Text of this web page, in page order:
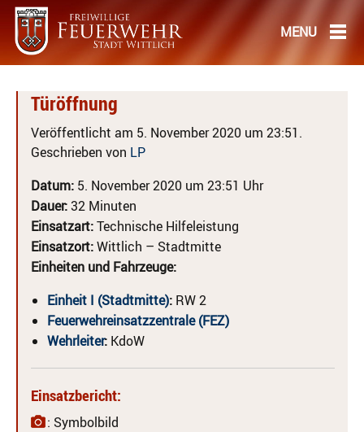
Türöffnung
Veröffentlicht am 5. November 2020 um 23:51.
Geschrieben von LP
Datum: 5. November 2020 um 23:51 Uhr
Dauer:32 Minuten
Einsatzart:Technische Hilfeleistung
Einsatzort:Wittlich – Stadtmitte
Einheiten und Fahrzeuge:
Einheit I (Stadtmitte): RW 2
Feuerwehreinsatzzentrale (FEZ)
Wehrleiter: KdoW
Einsatzbericht:
: Symbolbild